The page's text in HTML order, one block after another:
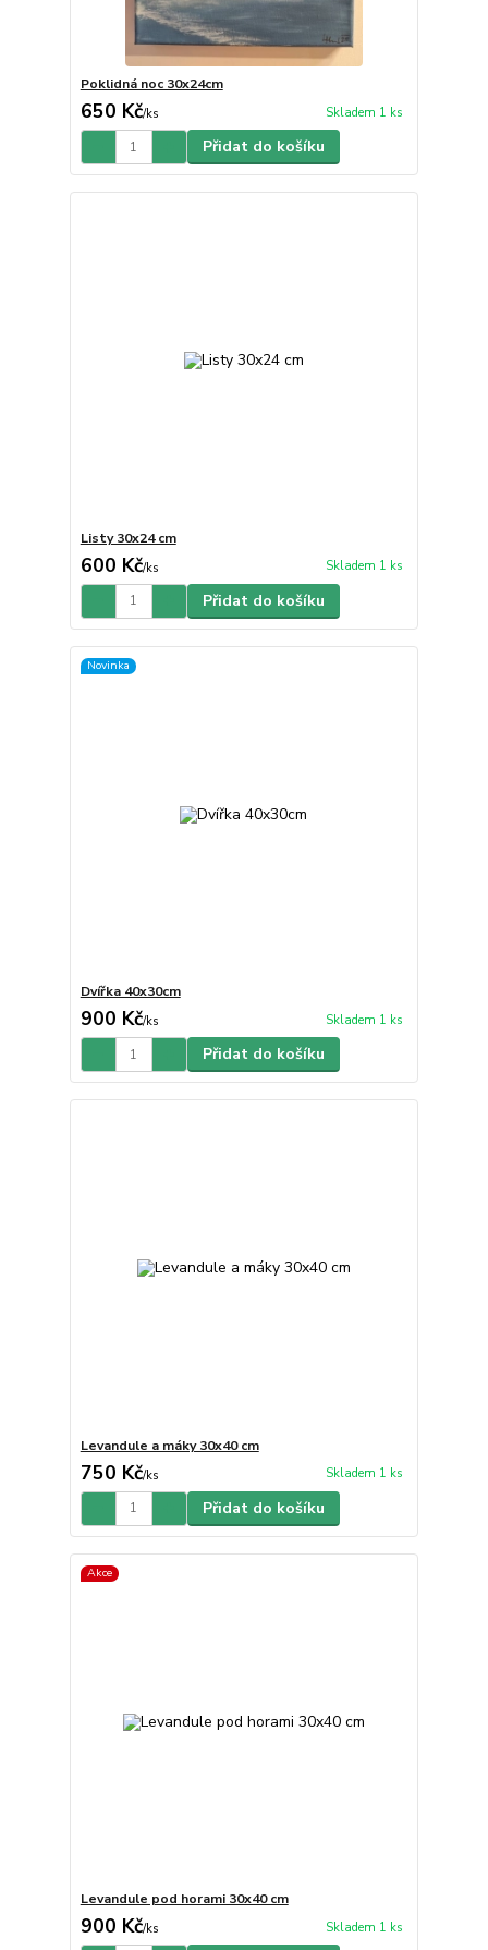
Poklidná noc 30x24cm
650 Kč/ks Skladem 1 ks
Přidat do košíku
Listy 30x24 cm
600 Kč/ks Skladem 1 ks
Přidat do košíku
Novinka
Dvířka 40x30cm
900 Kč/ks Skladem 1 ks
Přidat do košíku
Levandule a máky 30x40 cm
750 Kč/ks Skladem 1 ks
Přidat do košíku
Akce
Levandule pod horami 30x40 cm
900 Kč/ks Skladem 1 ks